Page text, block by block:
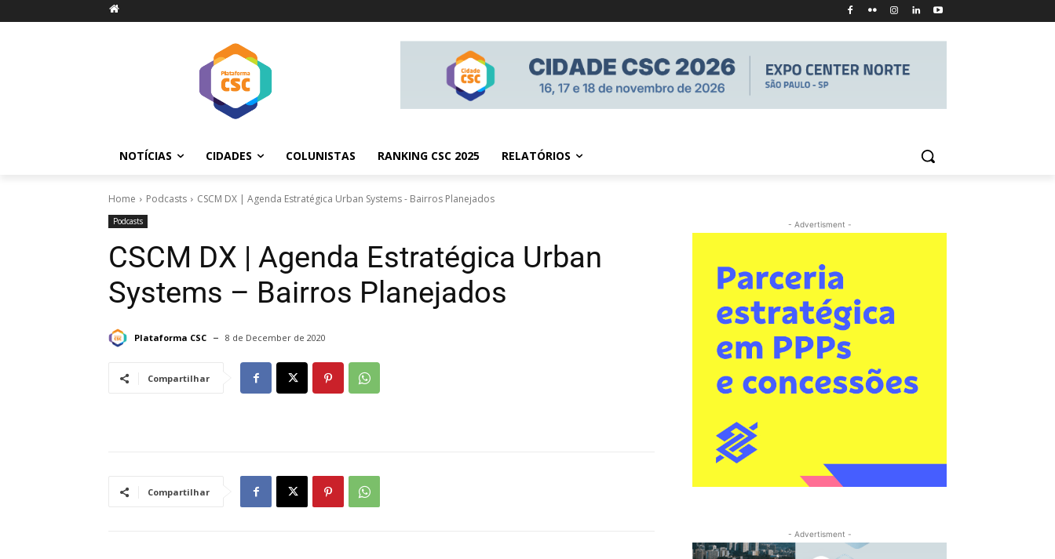
NOTÍCIAS CIDADES COLUNISTAS RANKING CSC 2025 RELATÓRIOS
Home Podcasts CSCM DX | Agenda Estratégica Urban Systems - Bairros Planejados
Podcasts
CSCM DX | Agenda Estratégica Urban
Systems – Bairros Planejados
Plataforma CSC 8 de December de 2020
Compartilhar
Compartilhar
- Advertisment -
- Advertisment -